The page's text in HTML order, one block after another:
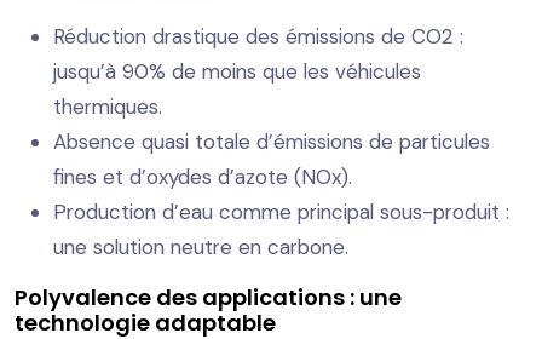
Réduction drastique des émissions de CO2 :
jusqu’à 90% de moins que les véhicules
thermiques.
Absence quasi totale d’émissions de particules
fines et d’oxydes d’azote (NOx).
Production d’eau comme principal sous-produit :
une solution neutre en carbone.
Polyvalence des applications : une
technologie adaptable